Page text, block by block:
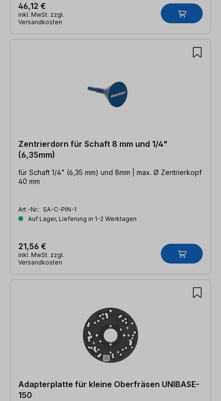
46,12 €
inkl. MwSt. zzgl.
Versandkosten
Zentrierdorn für Schaft 8 mm und 1/4"
(6,35mm)
für Schaft 1/4" (6,35 mm) und 8mm | max. Ø Zentrierkopf
40 mm
Art.-Nr.: SA-C-PIN-1
Auf Lager, Lieferung in 1-2 Werktagen
21,56 €
inkl. MwSt. zzgl.
Versandkosten
Adapterplatte für kleine Oberfräsen UNIBASE-
150